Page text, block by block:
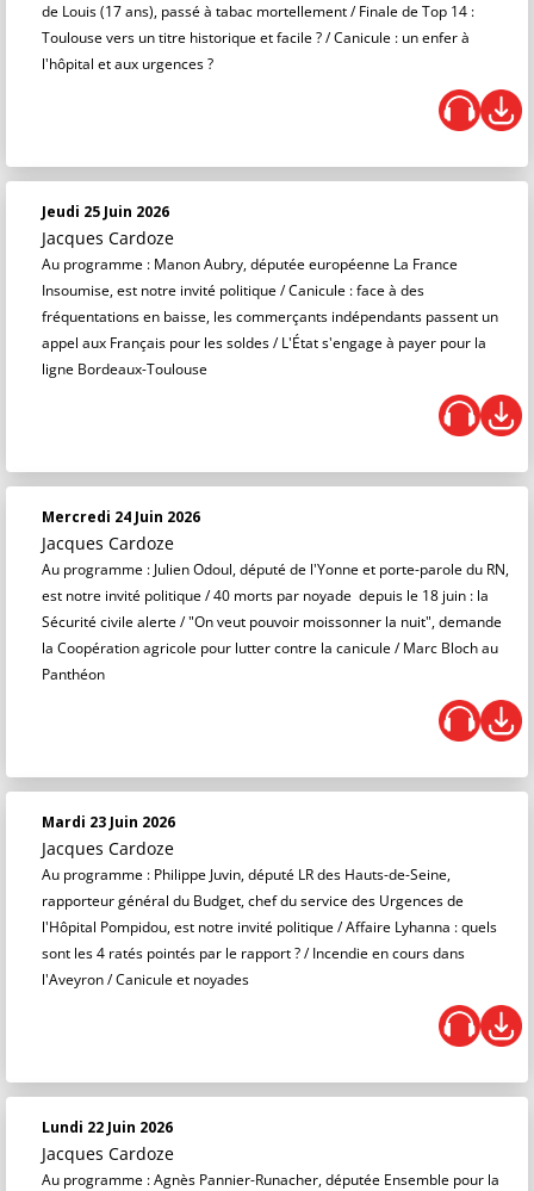
de Louis (17 ans), passé à tabac mortellement / Finale de Top 14 :
Toulouse vers un titre historique et facile ? / Canicule : un enfer à
l'hôpital et aux urgences ?
Jeudi 25 Juin 2026
Jacques Cardoze
Au programme : Manon Aubry, députée européenne La France
Insoumise, est notre invité politique / Canicule : face à des
fréquentations en baisse, les commerçants indépendants passent un
appel aux Français pour les soldes / L'État s'engage à payer pour la
ligne Bordeaux-Toulouse
Mercredi 24 Juin 2026
Jacques Cardoze
Au programme : Julien Odoul, député de l'Yonne et porte-parole du RN,
est notre invité politique / 40 morts par noyade depuis le 18 juin : la
Sécurité civile alerte / "On veut pouvoir moissonner la nuit", demande
la Coopération agricole pour lutter contre la canicule / Marc Bloch au
Panthéon
Mardi 23 Juin 2026
Jacques Cardoze
Au programme : Philippe Juvin, député LR des Hauts-de-Seine,
rapporteur général du Budget, chef du service des Urgences de
l'Hôpital Pompidou, est notre invité politique / Affaire Lyhanna : quels
sont les 4 ratés pointés par le rapport ? / Incendie en cours dans
l'Aveyron / Canicule et noyades
Lundi 22 Juin 2026
Jacques Cardoze
Au programme : Agnès Pannier-Runacher, députée Ensemble pour la